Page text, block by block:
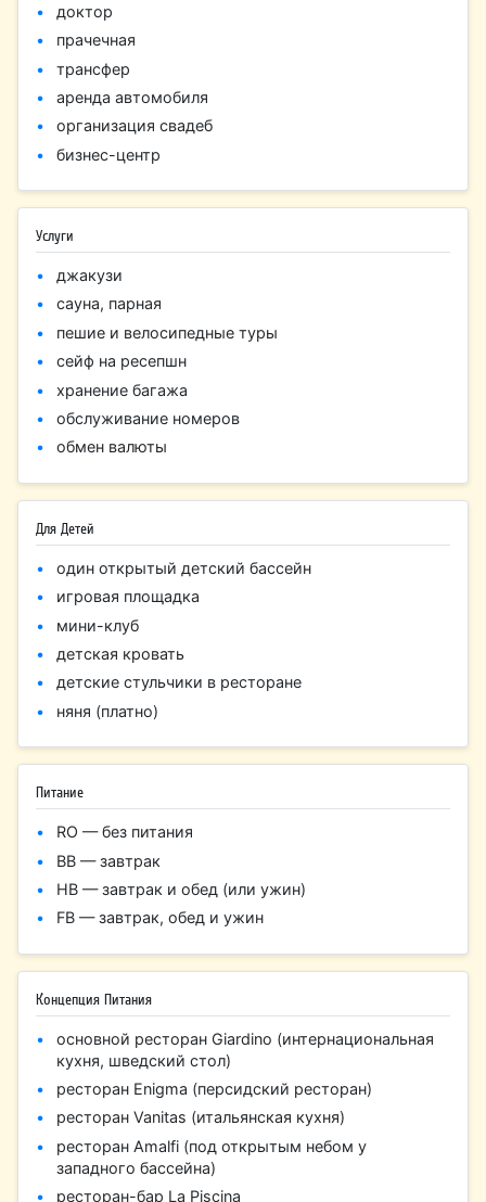
доктор
прачечная
трансфер
аренда автомобиля
организация свадеб
бизнес-центр
Услуги
джакузи
сауна, парная
пешие и велосипедные туры
сейф на ресепшн
хранение багажа
обслуживание номеров
обмен валюты
Для Детей
один открытый детский бассейн
игровая площадка
мини-клуб
детская кровать
детские стульчики в ресторане
няня (платно)
Питание
RO — без питания
BB — завтрак
HB — завтрак и обед (или ужин)
FB — завтрак, обед и ужин
Концепция Питания
основной ресторан Giardino (интернациональная
кухня, шведский стол)
ресторан Enigma (персидский ресторан)
ресторан Vanitas (итальянская кухня)
ресторан Amalfi (под открытым небом у
западного бассейна)
ресторан-бар La Piscina